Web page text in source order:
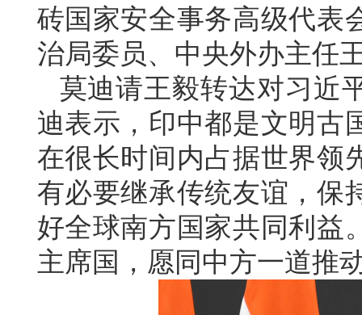
砖国家安全事务高级代表
治局委员、中央外办主任
莫迪请王毅转达对习近
迪表示，印中都是文明古
在很长时间内占据世界领
有必要继承传统友谊，保
好全球南方国家共同利益
主席国，愿同中方一道推